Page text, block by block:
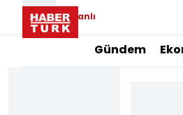
Canlı
Gündem